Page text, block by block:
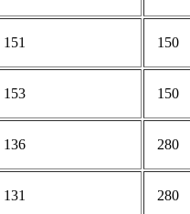
151 150
153 150
136 280
131 280